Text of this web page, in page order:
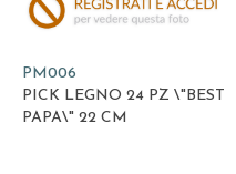
PM006
PICK LEGNO 24 PZ \"BEST
PAPA\" 22 CM